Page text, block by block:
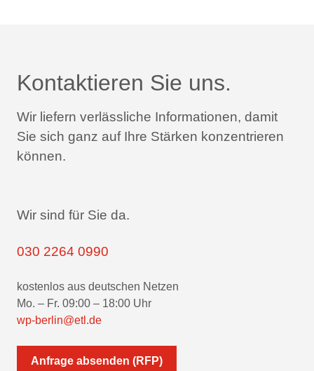
Kontaktieren Sie uns.
Wir liefern verlässliche Informationen, damit
Sie sich ganz auf Ihre Stärken konzentrieren
können.
Wir sind für Sie da.
030 2264 0990
kostenlos aus deutschen Netzen
Mo. – Fr. 09:00 – 18:00 Uhr
wp-berlin@etl.de
Anfrage absenden (RFP)